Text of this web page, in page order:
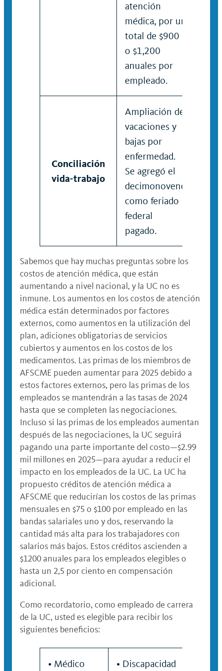
atención
médica, por un
total de $900
o $1,200
anuales por
empleado.
Conciliación
vida-trabajo
Ampliación de
vacaciones y
bajas por
enfermedad.
Se agregó el
decimonoveno
como feriado
federal
pagado.
Sabemos que hay muchas preguntas sobre los
costos de atención médica, que están
aumentando a nivel nacional, y la UC no es
inmune. Los aumentos en los costos de atención
médica están determinados por factores
externos, como aumentos en la utilización del
plan, adiciones obligatorias de servicios
cubiertos y aumentos en los costos de los
medicamentos. Las primas de los miembros de
AFSCME pueden aumentar para 2025 debido a
estos factores externos, pero las primas de los
empleados se mantendrán a las tasas de 2024
hasta que se completen las negociaciones.
Incluso si las primas de los empleados aumentan
después de las negociaciones, la UC seguirá
pagando una parte importante del costo—$2.99 ​​
mil millones en 2025—para ayudar a reducir el
impacto en los empleados de la UC. La UC ha
propuesto créditos de atención médica a
AFSCME que reducirían los costos de las primas
mensuales en $75 o $100 por empleado en las
bandas salariales uno y dos, reservando la
cantidad más alta para los trabajadores con
salarios más bajos. Estos créditos ascienden a
$1200 anuales para los empleados elegibles o
hasta un 2,5 por ciento en compensación
adicional.
Como recordatorio, como empleado de carrera
de la UC, usted es elegible para recibir los
siguientes beneficios:
• Médico • Discapacidad